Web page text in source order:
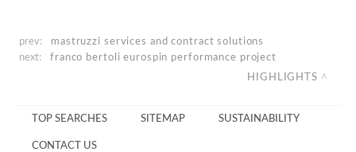
prev: mastruzzi services and contract solutions
next:
franco bertolieurospin performance project
HIGHLIGHTS
TOP SEARCHES SITEMAP SUSTAINABILITY
CONTACT US